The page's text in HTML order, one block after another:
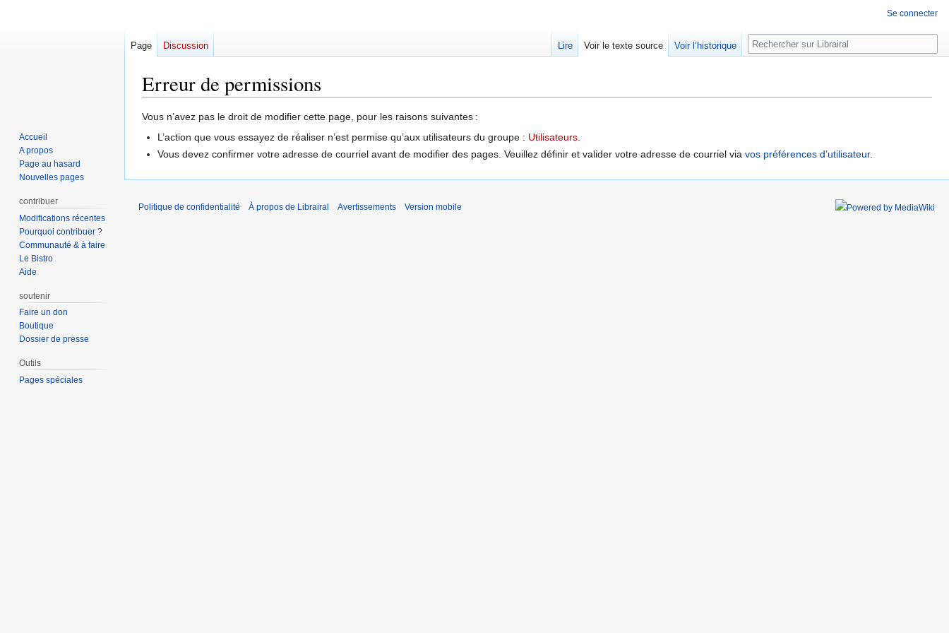
Erreur de permissions
Aller
Aller
Vous n’avez pas le droit de modifier cette page, pour les raisons suivantes :
L’action que vous essayez de réaliser n’est permise qu’aux utilisateurs du groupe : Utilisateurs.
Vous devez confirmer votre adresse de courriel avant de modifier des pages. Veuillez définir et valider votre adresse de courriel viavos préférences d’utilisateur.
Se connecter
Page Discussion Lire Voir le texte source Voir l’historique Rechercher
Accueil
A propos
Page au hasard
Nouvelles pages
contribuer
Modifications récentes
Pourquoi contribuer ?
Communauté & à faire
Le Bistro
Aide
soutenir
Faire un don
Boutique
Dossier de presse
Outils
Pages spéciales
Politique de confidentialité À propos de Librairal Avertissements Version mobile